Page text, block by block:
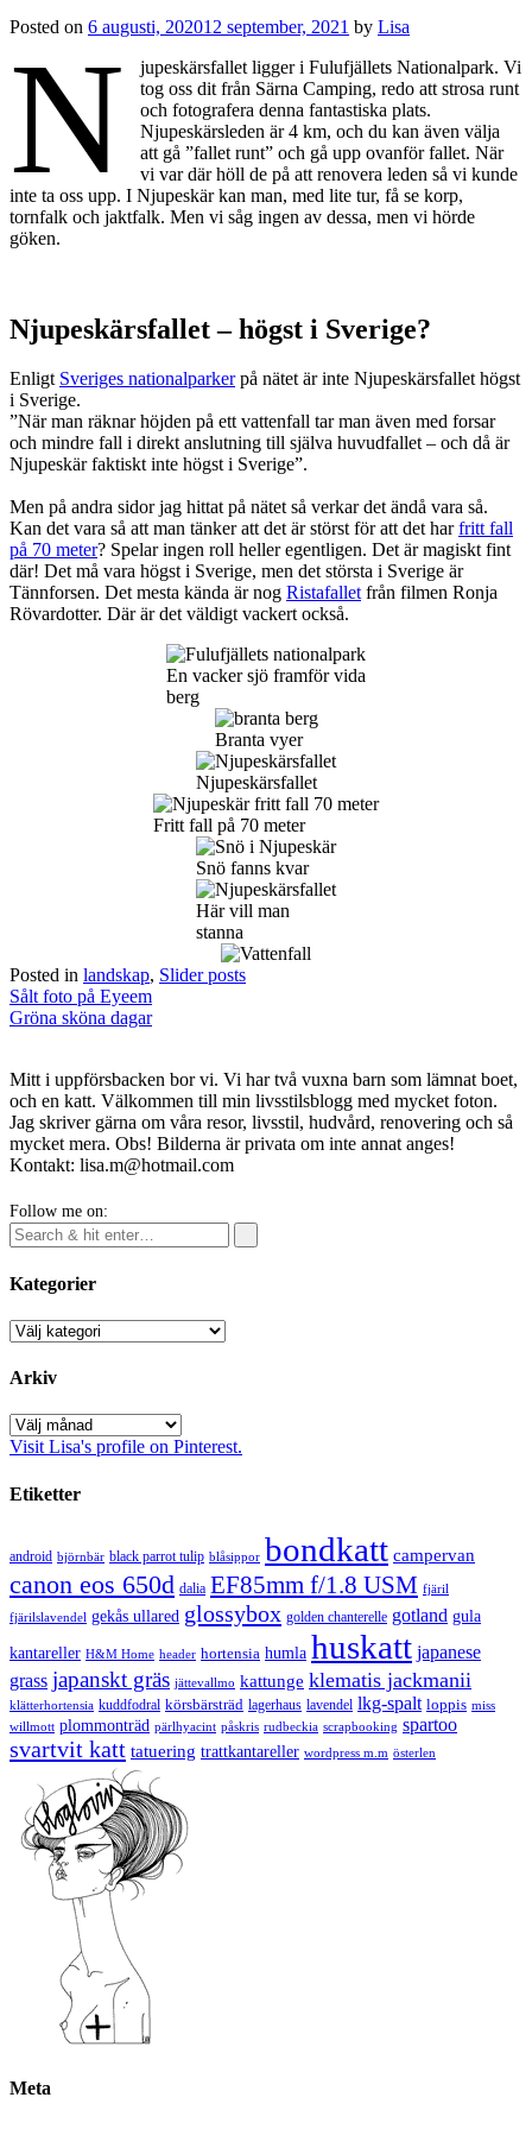
Posted on 6 augusti, 202012 september, 2021 by Lisa
N
jupeskärsfallet ligger i Fulufjällets Nationalpark. Vi
tog oss dit från Särna Camping, redo att strosa runt
och fotografera denna fantastiska plats.
Njupeskärsleden är 4 km, och du kan även välja
att gå ”fallet runt” och gå upp ovanför fallet. När
vi var där höll de på att renovera leden så vi kunde
inte ta oss upp. I Njupeskär kan man, med lite tur, få se korp,
tornfalk och jaktfalk. Men vi såg ingen av dessa, men vi hörde
göken.
Njupeskärsfallet – högst i Sverige?
Enligt Sveriges nationalparkerpå nätet är inte Njupeskärsfallet högst
i Sverige.
”När man räknar höjden på ett vattenfall tar man även med forsar
och mindre fall i direkt anslutning till själva huvudfallet – och då är
Njupeskär faktiskt inte högst i Sverige”.
Men på andra sidor jag hittat på nätet så verkar det ändå vara så.
Kan det vara så att man tänker att det är störst för att det harfritt fall
på 70 meter? Spelar ingen roll heller egentligen. Det är magiskt fint
där! Det må vara högst i Sverige, men det största i Sverige är
Tännforsen. Det mesta kända är nog Ristafalletfrån filmen Ronja
Rövardotter. Där är det väldigt vackert också.
En vacker sjö framför vida
berg
Branta vyer
Njupeskärsfallet
Fritt fall på 70 meter
Snö fanns kvar
Här vill man
stanna
Posted in landskap, Slider posts
Post
navigation
Sålt foto på Eyeem
Gröna sköna dagar
Mitt i uppförsbacken bor vi. Vi har två vuxna barn som lämnat boet,
och en katt. Välkommen till min livsstilsblogg med mycket foton.
Jag skriver gärna om våra resor, livsstil, hudvård, renovering och så
mycket mera. Obs! Bilderna är privata om inte annat anges!
Kontakt: lisa.m@hotmail.com
Follow me on:
Kategorier
Kategorier
Arkiv
Arkiv
Visit Lisa's profile on Pinterest.
Etiketter
android björnbär black parrot tulip blåsippor bondkatt campervan
canon eos 650d dalia EF85mm f/1.8 USM fjäril
fjärilslavendel gekås ullared glossybox golden chanterelle gotland gula
kantareller H&M Home header hortensia humla huskatt japanese
grass japanskt gräs jättevallmo kattunge klematis jackmanii
klätterhortensia kuddfodral körsbärsträd lagerhaus lavendel lkg-spalt loppis miss
willmott plommonträd pärlhyacint påskris rudbeckia scrapbooking spartoo
svartvit katt tatuering trattkantareller wordpress m.m österlen
Meta